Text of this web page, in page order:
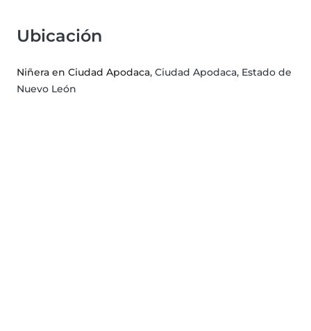
Ubicación
Niñera en Ciudad Apodaca, Ciudad Apodaca, Estado de
Nuevo León